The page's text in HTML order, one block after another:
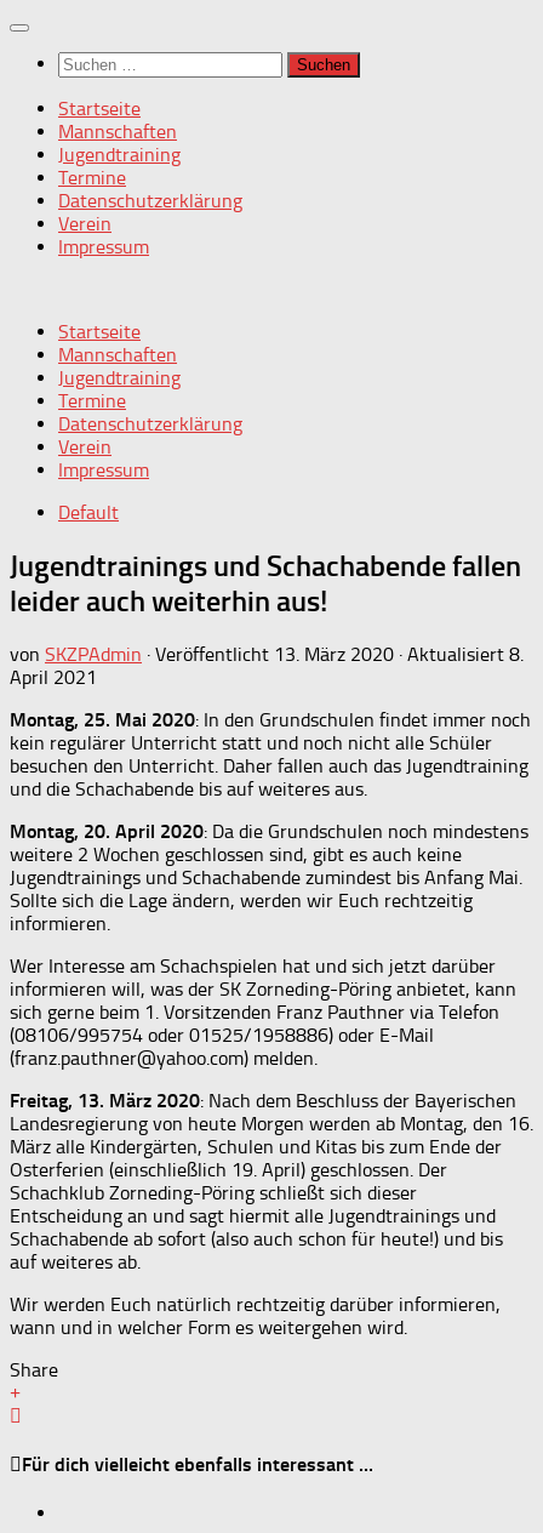
Zum
springenSuchen
nach:
Startseite
Mannschaften
Jugendtraining
Termine
Datenschutzerklärung
Verein
Impressum
Startseite
Mannschaften
Jugendtraining
Termine
Datenschutzerklärung
Verein
Impressum
Default
Jugendtrainings und Schachabende fallen
leider auch weiterhin aus!
von SKZPAdmin · Veröffentlicht 13. März 2020 · Aktualisiert 8.
April 2021
Montag, 25. Mai 2020: In den Grundschulen findet immer noch
kein regulärer Unterricht statt und noch nicht alle Schüler
besuchen den Unterricht. Daher fallen auch das Jugendtraining
und die Schachabende bis auf weiteres aus.
Montag, 20. April 2020: Da die Grundschulen noch mindestens
weitere 2 Wochen geschlossen sind, gibt es auch keine
Jugendtrainings und Schachabende zumindest bis Anfang Mai.
Sollte sich die Lage ändern, werden wir Euch rechtzeitig
informieren.
Wer Interesse am Schachspielen hat und sich jetzt darüber
informieren will, was der SK Zorneding-Pöring anbietet, kann
sich gerne beim 1. Vorsitzenden Franz Pauthner via Telefon
(08106/995754 oder 01525/1958886) oder E-Mail
(franz.pauthner@yahoo.com) melden.
Freitag, 13. März 2020: Nach dem Beschluss der Bayerischen
Landesregierung von heute Morgen werden ab Montag, den 16.
März alle Kindergärten, Schulen und Kitas bis zum Ende der
Osterferien (einschließlich 19. April) geschlossen. Der
Schachklub Zorneding-Pöring schließt sich dieser
Entscheidung an und sagt hiermit alle Jugendtrainings und
Schachabende ab sofort (also auch schon für heute!) und bis
auf weiteres ab.
Wir werden Euch natürlich rechtzeitig darüber informieren,
wann und in welcher Form es weitergehen wird.
Share
Für dich vielleicht ebenfalls interessant …